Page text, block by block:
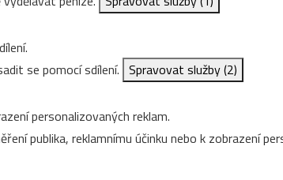
se pomocí sdílení. Spravovat služby(2)
personalizovaných reklam.
publika, reklamnímu účinku nebo k zobrazení